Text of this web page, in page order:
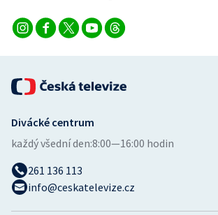
Volejbal
Divácké centrum
každý všední den:8:00—16:00 hodin
261 136 113
info@ceskatelevize.cz